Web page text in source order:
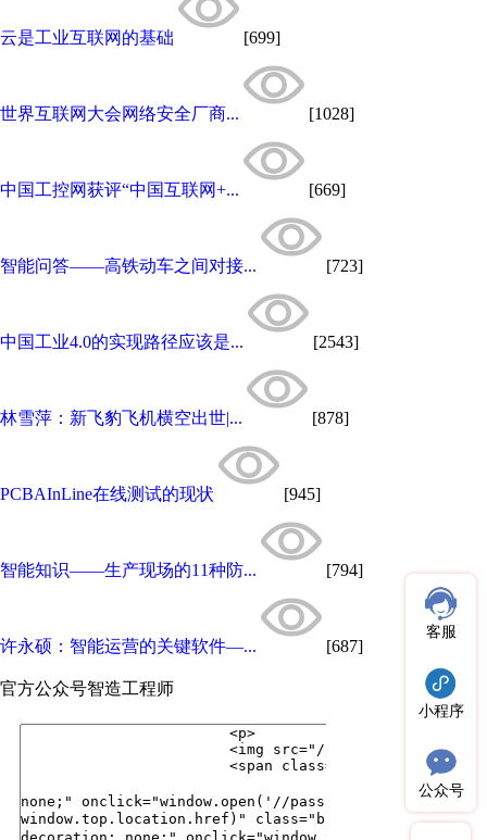
云是工业互联网的基础 [699]
世界互联网大会网络安全厂商... [1028]
中国工控网获评“中国互联网+... [669]
智能问答——高铁动车之间对接... [723]
中国工业4.0的实现路径应该是... [2543]
林雪萍：新飞豹飞机横空出世|... [878]
PCBAInLine在线测试的现状 [945]
智能知识——生产现场的11种防... [794]
许永硕：智能运营的关键软件—... [687]
官方公众号智造工程师
客服
小程序
公众号